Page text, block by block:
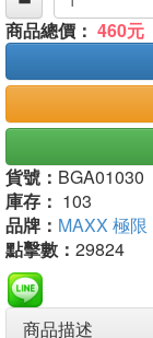
商品總價： 460元
貨號： BGA01030
庫存： 103
品牌： MAXX 極限
點擊數： 29824
商品描述